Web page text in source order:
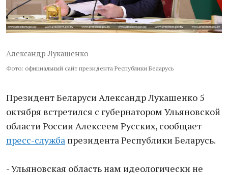
Александр Лукашенко
Фото: официальный сайт президента Республики Беларусь
Президент Беларуси Александр Лукашенко 5
октября встретился с губернатором Ульяновской
области России Алексеем Русских, сообщает
пресс-служба президента Республики Беларусь.
- Ульяновская область нам идеологически не